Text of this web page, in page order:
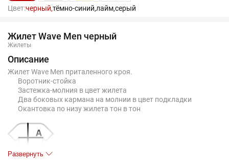
Цвет:черный,тёмно-синий,лайм,серый
Жилет Wave Men черный
Жилеты
Описание
Жилет Wave Men приталенного кроя.
Воротник-стойка
Застежка-молния в цвет жилета
Два боковых кармана на молнии в цвет подкладки
Окантовка по низу жилета тон в тон
Развернуть